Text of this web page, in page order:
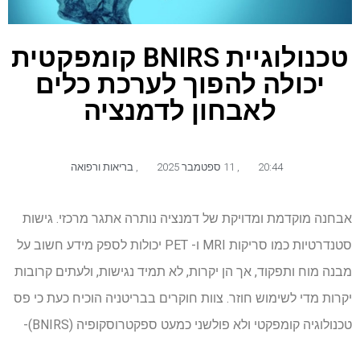
טכנולוגיית BNIRS קומפקטית
יכולה להפוך לערכת כלים
לאבחון לדמנציה
20:44 בריאות ורפואה
אבחנה מוקדמת ומדויקת של דמנציה נותרה אתגר מרכזי. גישות
סטנדרטיות כמו סריקות MRI ו- PET יכולות לספק מידע חשוב על
מבנה מוח ותפקוד, אך הן יקרות, לא תמיד נגישות, ולעתים קרובות
יקרות מדי לשימוש חוזר. צוות חוקרים בבריטניה הוכיח כעת כי פס
טכנולוגיה קומפקטי ולא פולשני כמעט ספקטרוסקופיה (BNIRS)-